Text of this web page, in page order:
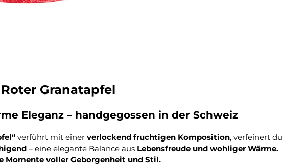
Granatapfel
Eleganz – handgegossen in der Schweiz
verführt mit einer verlockend fruchtigen Komposition, verfeinert
– eine elegante Balance aus Lebensfreude und wohliger Wärme.
Momente voller Geborgenheit und Stil.